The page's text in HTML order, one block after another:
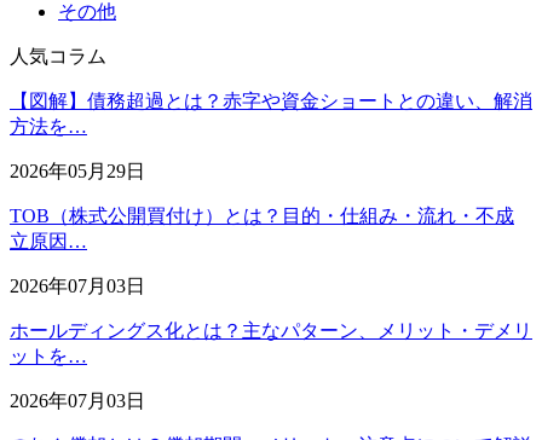
その他
人気コラム
【図解】債務超過とは？赤字や資金ショートとの違い、解消
方法を…
2026年05月29日
TOB（株式公開買付け）とは？目的・仕組み・流れ・不成
立原因…
2026年07月03日
ホールディングス化とは？主なパターン、メリット・デメリ
ットを…
2026年07月03日